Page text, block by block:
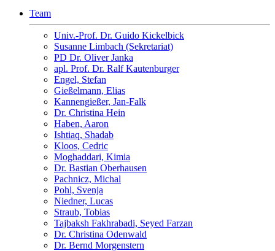
Team
Univ.-Prof. Dr. Guido Kickelbick
Susanne Limbach (Sekretariat)
PD Dr. Oliver Janka
apl. Prof. Dr. Ralf Kautenburger
Engel, Stefan
Gießelmann, Elias
Kannengießer, Jan-Falk
Dr. Christina Hein
Haben, Aaron
Ishtiaq, Shadab
Kloos, Cedric
Moghaddari, Kimia
Dr. Bastian Oberhausen
Pachnicz, Michal
Pohl, Svenja
Niedner, Lucas
Straub, Tobias
Tajbaksh Fakhrabadi, Seyed Farzan
Dr. Christina Odenwald
Dr. Bernd Morgenstern